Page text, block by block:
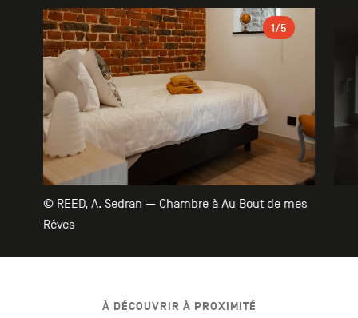
Galerie
© REED, A. Sedran — Chambre à Au Bout de mes
Rêves
1/5
À DÉCOUVRIR À PROXIMITÉ